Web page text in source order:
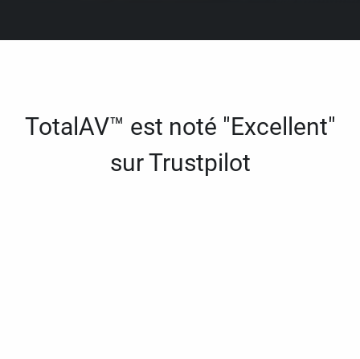
TotalAV™ est noté "Excellent"
sur Trustpilot